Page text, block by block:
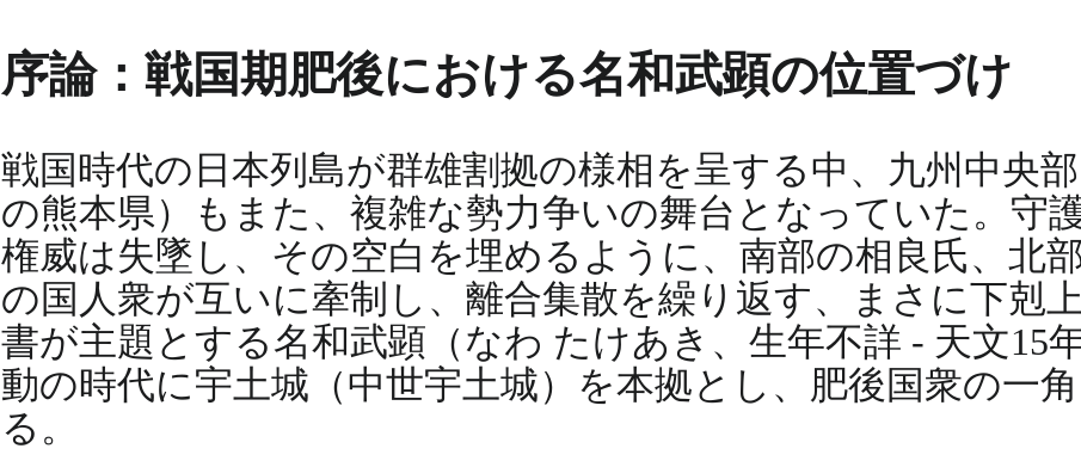
序論：戦国期肥後における名和武顕の位置づけ
戦国時代の日本列島が群雄割拠の様相を呈する中、九州中央
の熊本県）もまた、複雑な勢力争いの舞台となっていた。守
権威は失墜し、その空白を埋めるように、南部の相良氏、北
の国人衆が互いに牽制し、離合集散を繰り返す、まさに下剋
書が主題とする名和武顕（なわ たけあき、生年不詳 - 天文15
動の時代に宇土城（中世宇土城）を本拠とし、肥後国衆の一
る。